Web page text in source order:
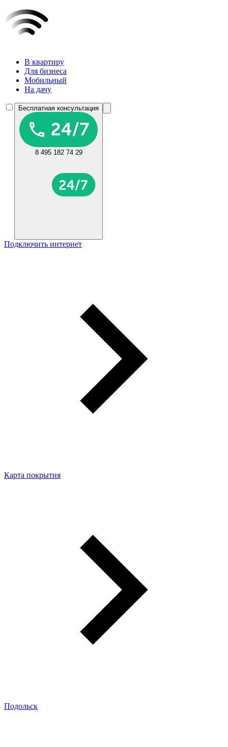
В квартиру
Для бизнеса
Мобильный
На дачу
Бесплатная консультация
8 495 182 74 29
Подключить интернет
Карта покрытия
Подольск